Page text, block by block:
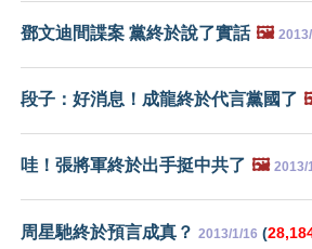
鄧文迪間諜案 黨終於說了實話 🖼️
段子：好消息！成龍終於代言黨國了
哇！張將軍終於出手挺中共了 🖼️ 2013/
周星馳終於預言成真？ 2013/1/16 (